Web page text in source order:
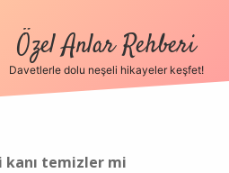
Özel Anlar Rehberi
Davetlerle dolu neşeli hikayeler keşfet!
kanı temizler mi